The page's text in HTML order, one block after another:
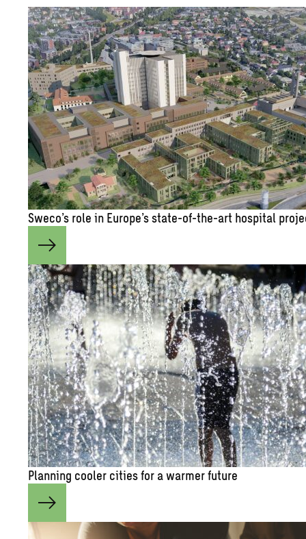
Sweco’s role in Eu­rope’s state-of-the-art hos­pi­tal
Plan­ning cooler cities for a warmer fu­ture